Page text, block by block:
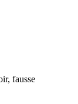
fausse